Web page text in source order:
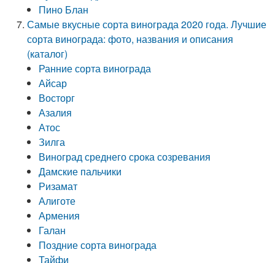
Пино Блан
Самые вкусные сорта винограда 2020 года. Лучшие
сорта винограда: фото, названия и описания
(каталог)
Ранние сорта винограда
Айсар
Восторг
Азалия
Атос
Зилга
Виноград среднего срока созревания
Дамские пальчики
Ризамат
Алиготе
Армения
Галан
Поздние сорта винограда
Тайфи